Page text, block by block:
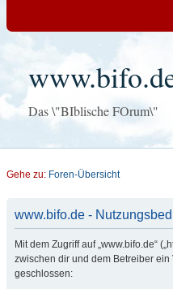
Das \"BIblische FOrum\"
Gehe zu: Foren-Übersicht
www.bifo.de -
Mit dem Zugriff auf „www.bifo.de“
zwischen dir und dem Betreiber
geschlossen: